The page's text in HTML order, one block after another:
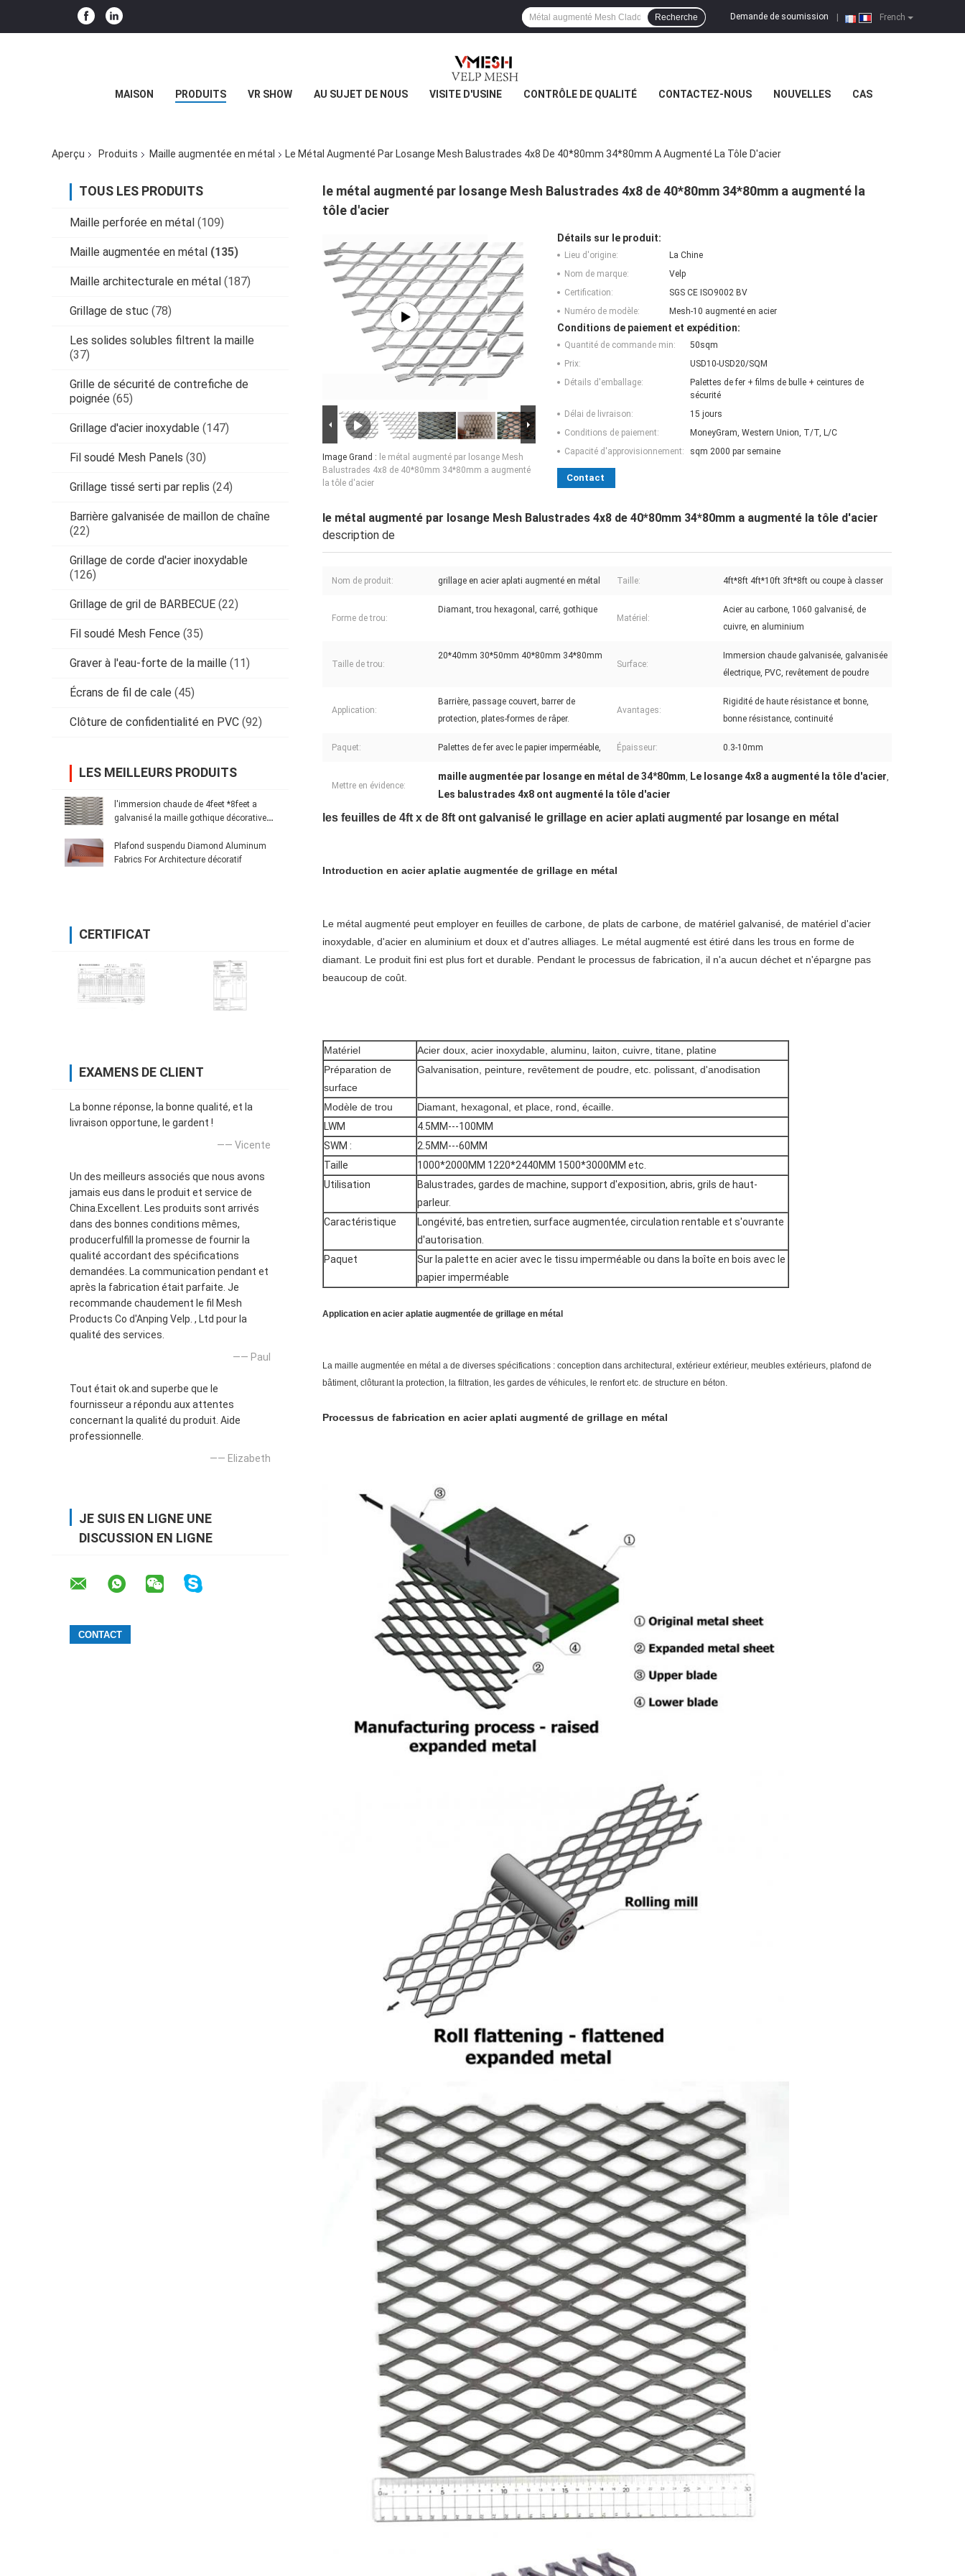
French
Demande de soumission
Recherche
MAISON PRODUITS VR SHOW AU SUJET DE NOUS VISITE D'USINE CONTRÔLE DE QUALITÉ CONTACTEZ-NOUS NOUVELLES CAS
Aperçu Produits Maille augmentée en métal Le Métal Augmenté Par Losange Mesh Balustrades 4x8 De 40*80mm 34*80mm A Augmenté La Tôle D'acier
TOUS LES PRODUITS
Maille perforée en métal (109)
Maille augmentée en métal (135)
Maille architecturale en métal (187)
Grillage de stuc (78)
Les solides solubles filtrent la maille
(37)
Grille de sécurité de contrefiche de
poignée (65)
Grillage d'acier inoxydable (147)
Fil soudé Mesh Panels (30)
Grillage tissé serti par replis (24)
Barrière galvanisée de maillon de chaîne
(22)
Grillage de corde d'acier inoxydable
(126)
Grillage de gril de BARBECUE (22)
Fil soudé Mesh Fence (35)
Graver à l'eau-forte de la maille (11)
Écrans de fil de cale (45)
Clôture de confidentialité en PVC (92)
LES MEILLEURS PRODUITS
l'immersion chaude de 4feet *8feet a
galvanisé la maille gothique décorative
Plafond suspendu Diamond Aluminum
Fabrics For Architecture décoratif
CERTIFICAT
EXAMENS DE CLIENT
La bonne réponse, la bonne qualité, et la
livraison opportune, le gardent !
—— Vicente
Un des meilleurs associés que nous avons
jamais eus dans le produit et service de
China.Excellent. Les produits sont arrivés
dans des bonnes conditions mêmes,
producerfulfill la promesse de fournir la
qualité accordant des spécifications
demandées. La communication pendant et
après la fabrication était parfaite. Je
recommande chaudement le fil Mesh
Products Co d'Anping Velp. , Ltd pour la
qualité des services.
—— Paul
Tout était ok.and superbe que le
fournisseur a répondu aux attentes
concernant la qualité du produit. Aide
professionnelle.
—— Elizabeth
JE SUIS EN LIGNE UNE
DISCUSSION EN LIGNE
le métal augmenté par losange Mesh Balustrades 4x8 de 40*80mm 34*80mm a augmenté la
tôle d'acier
Image Grand : le métal augmenté par losange Mesh
Balustrades 4x8 de 40*80mm 34*80mm a augmenté
la tôle d'acier
Détails sur le produit:
Lieu d'origine:
La Chine
Nom de marque:
Velp
Certification:
SGS CE ISO9002 BV
Numéro de modèle:
Mesh-10 augmenté en acier
Conditions de paiement et expédition:
Quantité de commande min:
50sqm
Prix:
USD10-USD20/SQM
Détails d'emballage:
Palettes de fer + films de bulle + ceintures de
sécurité
Délai de livraison:
15 jours
Conditions de paiement:
MoneyGram, Western Union, T/T, L/C
Capacité d'approvisionnement:
sqm 2000 par semaine
Contact
le métal augmenté par losange Mesh Balustrades 4x8 de 40*80mm 34*80mm a augmenté la tôle d'acier
description de
Nom de produit: grillage en acier aplati augmenté en métal Taille: 4ft*8ft 4ft*10ft 3ft*8ft ou coupe à classer
Forme de trou:
Diamant, trou hexagonal, carré, gothique
Matériel:
Acier au carbone, 1060 galvanisé, de
cuivre, en aluminium
Taille de trou:
20*40mm 30*50mm 40*80mm 34*80mm
Surface:
Immersion chaude galvanisée, galvanisée
électrique, PVC, revêtement de poudre
Application:
Barrière, passage couvert, barrer de
protection, plates-formes de râper.
Avantages:
Rigidité de haute résistance et bonne,
bonne résistance, continuité
Paquet: Palettes de fer avec le papier imperméable, Épaisseur: 0.3-10mm
Mettre en évidence:
maille augmentée par losange en métal de 34*80mm, Le losange 4x8 a augmenté la tôle d'acier,
Les balustrades 4x8 ont augmenté la tôle d'acier
les feuilles de 4ft x de 8ft ont galvanisé le grillage en acier aplati augmenté par losange en métal
Introduction en acier aplatie augmentée de grillage en métal
Le métal augmenté peut employer en feuilles de carbone, de plats de carbone, de matériel galvanisé, de matériel d'acier
inoxydable, d'acier en aluminium et doux et d'autres alliages. Le métal augmenté est étiré dans les trous en forme de
diamant. Le produit fini est plus fort et durable. Pendant le processus de fabrication, il n'a aucun déchet et n'épargne pas
beaucoup de coût.
Matériel
Acier doux, acier inoxydable, aluminu, laiton, cuivre, titane, platine
Préparation de
surface
Galvanisation, peinture, revêtement de poudre, etc. polissant, d'anodisation
Modèle de trou
Diamant, hexagonal, et place, rond, écaille.
LWM
4.5MM---100MM
SWM :
2.5MM---60MM
Taille
1000*2000MM 1220*2440MM 1500*3000MM etc.
Utilisation
Balustrades, gardes de machine, support d'exposition, abris, grils de haut-
parleur.
Caractéristique
Longévité, bas entretien, surface augmentée, circulation rentable et s'ouvrante
d'autorisation.
Paquet
Sur la palette en acier avec le tissu imperméable ou dans la boîte en bois avec le
papier imperméable
Application en acier aplatie augmentée de grillage en métal
La maille augmentée en métal a de diverses spécifications : conception dans architectural, extérieur extérieur, meubles extérieurs, plafond de
bâtiment, clôturant la protection, la filtration, les gardes de véhicules, le renfort etc. de structure en béton.
Processus de fabrication en acier aplati augmenté de grillage en métal